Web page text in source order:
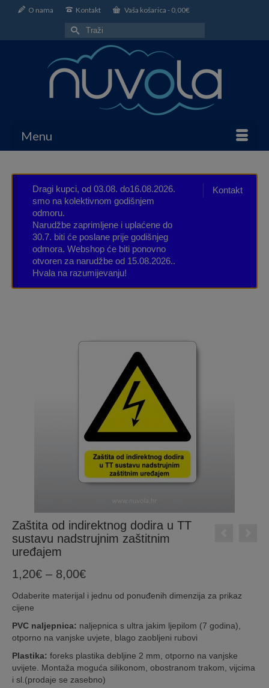
O nama Kontakt Vaša košarica - 0,00€
Search
for:
Menu
Kontakt
Dragi kupci, od 03.08. do16.08.2026.
smo na kolektivnom godišnjem
odmoru.
Narudžbe zaprimljene i uplaćene do
30.7. biti će poslane prije godišnjeg
odmora. Webshop će biti ponovno
otvoren za narudžbe od 15.08.2026..
Hvala na razumijevanju!
Zaštita od indirektnog dodira u TT
sustavu nadstrujnim zaštitnim
uređajem
1,20€ – 8,00€Price
1,20€
8,00€
Odaberite materijal i jednu od ponuđenih dimenzija za prikaz
cijene
PVC naljepnica: naljepnica s ultra jakim ljepilom (7 godina),
otporno na vanjske uvjete, blago zaobljeni rubovi
Plastika: foreks plastika debljine 2 mm, otporno na vanjske
uvijete. Montaža moguća silikonom, obostranom trakom, vijcima
i sl.(prodaje se zasebno)